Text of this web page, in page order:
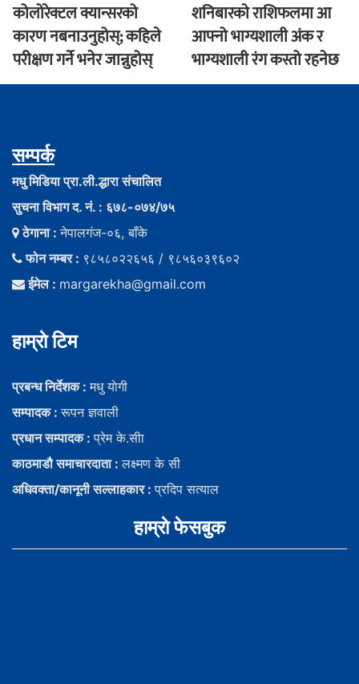
कोलोरेक्टल क्यान्सरको
कारण नबनाउनुहोस्; कहिले
परीक्षण गर्ने भनेर जान्नुहोस्
शनिबारकाे राशिफलमा आ
आफ्नो भाग्यशाली अंक र
भाग्यशाली रंग कस्तो रहनेछ
सम्पर्क
मधु मिडिया प्रा.ली.द्धारा संचालित
सुचना विभाग द. नं. : ६७८-०७४/७५
ठेगाना :नेपालगंज-०६, बाँके
फोन नम्बर : ९८५८०२२६५६ / ९८५६०३९६०२
ईमेल : margarekha@gmail.com
हाम्राे टिम
प्रबन्ध निर्देशक :मधु याेगी
सम्पादक :रूपन ज्ञवाली
प्रधान सम्पादक :प्रेम के.सीा
काठमाडौ समाचारदाता :लक्ष्मण के सी
अधिवक्ता/कानूनी सल्लाहकार :प्रदिप सत्याल
हाम्राे फेसबुक